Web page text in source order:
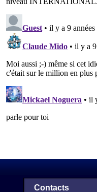
Contacts